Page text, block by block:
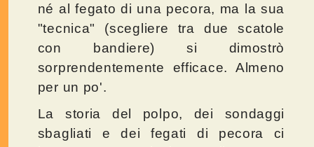
né al fegato di una pecora, ma la sua
"tecnica" (scegliere tra due scatole
con bandiere) si dimostrò
sorprendentemente efficace. Almeno
per un po'.
La storia del polpo, dei sondaggi
sbagliati e dei fegati di pecora ci